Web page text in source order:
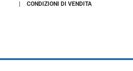
CONDIZIONI DI VENDITA